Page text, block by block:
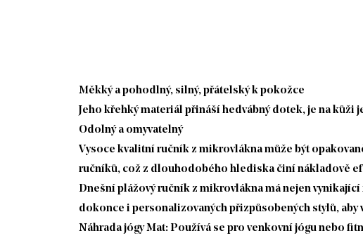
Měkký a pohodlný, silný, přátelský k pokožce
Jeho křehký materiál přináší hedvábný dotek, je na
Odolný a omyvatelný
Vysoce kvalitní ručník z mikrovlákna může být
ručníků, což z dlouhodobého hlediska činí nákladově
Dnešní plážový ručník z mikrovlákna má nejen
dokonce i personalizovaných přizpůsobených stylů,
Náhrada jógy Mat: Používá se pro venkovní jógu nebo